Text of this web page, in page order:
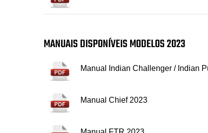
MANUAIS DISPONÍVEIS MODELOS 2023
Manual Indian Challenger / Indian
Manual Chief 2023